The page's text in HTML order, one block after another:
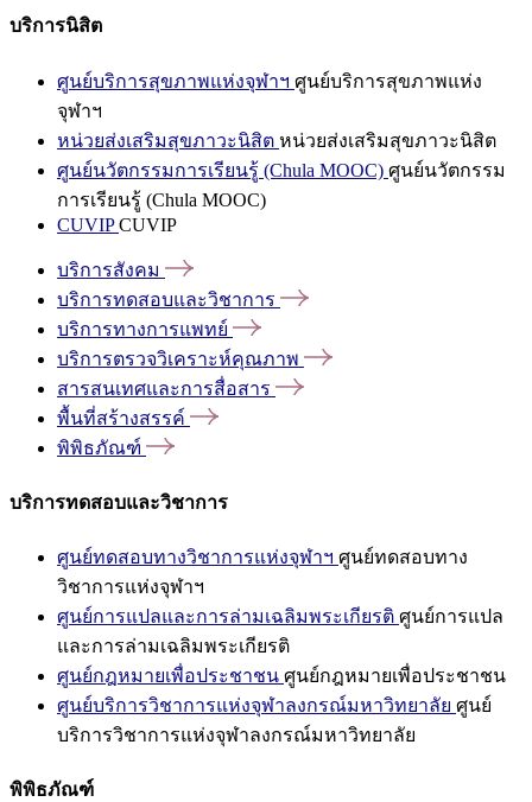
บริการนิสิต
ศูนย์บริการสุขภาพแห่งจุฬาฯ ศูนย์บริการสุขภาพแห่ง
จุฬาฯ
หน่วยส่งเสริมสุขภาวะนิสิต หน่วยส่งเสริมสุขภาวะนิสิต
ศูนย์นวัตกรรมการเรียนรู้ (Chula MOOC) ศูนย์นวัตกรรม
การเรียนรู้ (Chula MOOC)
CUVIPCUVIP
บริการสังคม
บริการทดสอบและวิชาการ
บริการทางการแพทย์
บริการตรวจวิเคราะห์คุณภาพ
สารสนเทศและการสื่อสาร
พื้นที่สร้างสรรค์
พิพิธภัณฑ์
บริการทดสอบและวิชาการ
ศูนย์ทดสอบทางวิชาการแห่งจุฬาฯ ศูนย์ทดสอบทาง
วิชาการแห่งจุฬาฯ
ศูนย์การแปลและการล่ามเฉลิมพระเกียรติ ศูนย์การแปล
และการล่ามเฉลิมพระเกียรติ
ศูนย์กฎหมายเพื่อประชาชน ศูนย์กฎหมายเพื่อประชาชน
ศูนย์บริการวิชาการแห่งจุฬาลงกรณ์มหาวิทยาลัย ศูนย์
บริการวิชาการแห่งจุฬาลงกรณ์มหาวิทยาลัย
พิพิธภัณฑ์